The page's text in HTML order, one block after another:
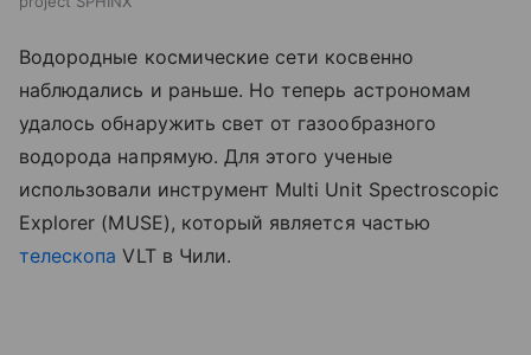
Водородные космические сети косвенно
наблюдались и раньше. Но теперь астрономам
удалось обнаружить свет от газообразного
водорода напрямую. Для этого ученые
использовали инструмент Multi Unit Spectroscopic
Explorer (MUSE), который является частью
телескопа VLT в Чили.